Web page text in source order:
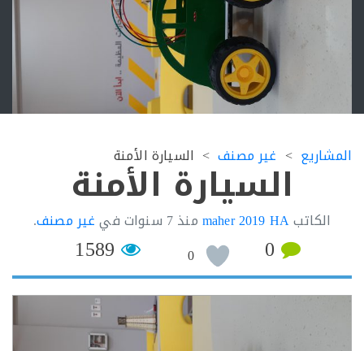
غير مصنف السيارة الأمنة
السيارة الأمنة
maher 2019 HA منذ7 سنوات فيغير مصنف.
0
0
1589